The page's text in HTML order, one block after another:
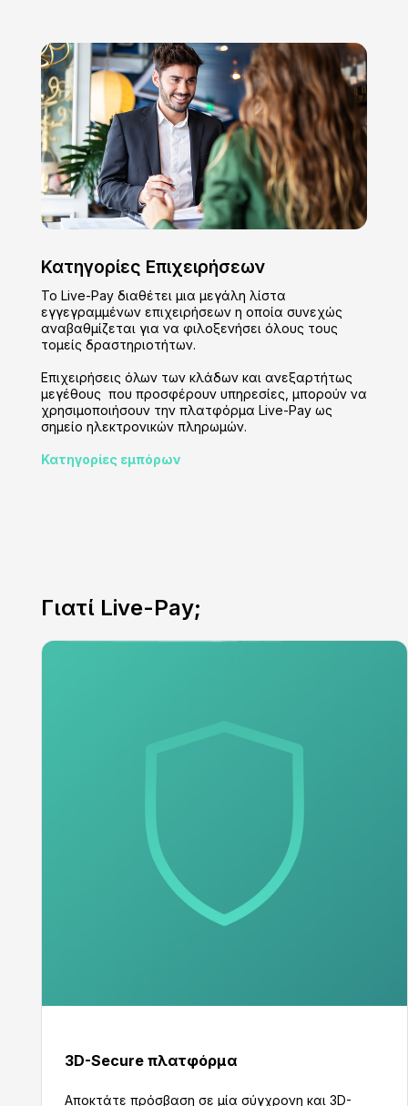
Κατηγορίες Επιχειρήσεων
Το Live-Pay διαθέτει μια μεγάλη λίστα
εγγεγραμμένων επιχειρήσεων η οποία συνεχώς
αναβαθμίζεται για να φιλοξενήσει όλους τους
τομείς δραστηριοτήτων.
Επιχειρήσεις όλων των κλάδων και ανεξαρτήτως
μεγέθους που προσφέρουν υπηρεσίες, μπορούν να
χρησιμοποιήσουν την πλατφόρμα Live-Pay ως
σημείο ηλεκτρονικών πληρωμών.
Κατηγορίες εμπόρων
Γιατί Live-Pay;
3D-Secure πλατφόρμα
Aποκτάτε πρόσβαση σε μία σύγχρονη και 3D-